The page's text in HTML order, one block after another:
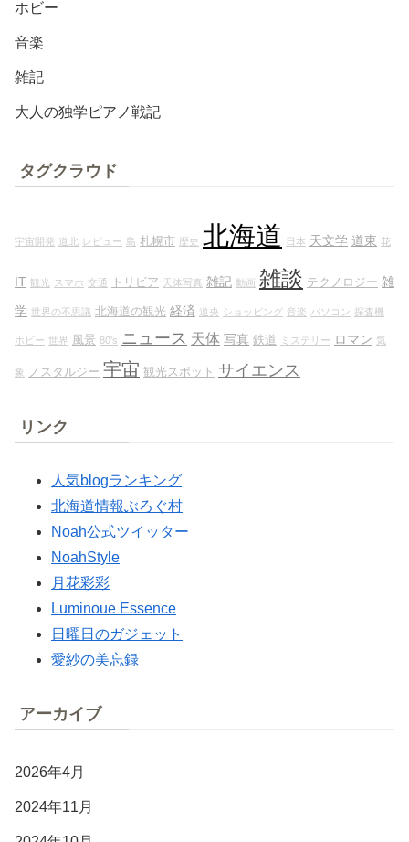
ホビー
音楽
雑記
大人の独学ピアノ戦記
タグクラウド
宇宙開発 道北 レビュー 島 札幌市 歴史 北海道 日本 天文学 道東 花
IT 観光 スマホ 交通 トリビア 天体写真 雑記 動画 雑談 テクノロジー 雑
学
世界の不思議 北海道の観光 経済 道央 ショッピング 音楽 パソコン 探査機
ホビー 世界 風景 80's ニュース 天体 写真 鉄道 ミステリー ロマン 気
象 ノスタルジー 宇宙 観光スポット サイエンス
リンク
人気blogランキング
北海道情報ぶろぐ村
Noah公式ツイッター
NoahStyle
月花彩彩
Luminoue Essence
日曜日のガジェット
愛紗の美忘録
アーカイブ
2026年4月
2024年11月